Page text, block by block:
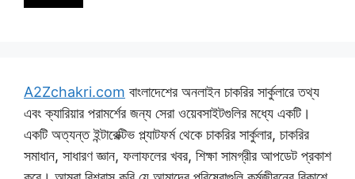
A2Zchakri.com বাংলাদেশের অনলাইন চাকরির সার্কুলারে তথ্য
এবং ক্যারিয়ার পরামর্শের জন্য সেরা ওয়েবসাইটগুলির মধ্যে একটি।
একটি অত্যন্ত ইন্টারেক্টিভ প্ল্যাটফর্ম থেকে চাকরির সার্কুলার, চাকরির
সমাধান, সাধারণ জ্ঞান, ফলাফলের খবর, শিক্ষা সামগ্রীর আপডেট প্রকাশ